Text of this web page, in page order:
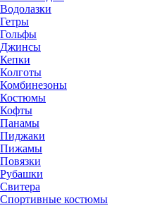
Водолазки
Гетры
Гольфы
Джинсы
Кепки
Колготы
Комбинезоны
Костюмы
Кофты
Панамы
Пиджаки
Пижамы
Повязки
Рубашки
Свитера
Спортивные костюмы